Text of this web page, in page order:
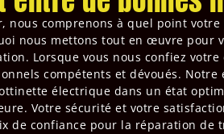
nous comprenons à quel point
nous mettons tout en œuvre pour
Lorsque vous nous confiez votre
compétents et dévoués. Notre
électrique dans un état
Votre sécurité et votre
de confiance pour la réparation de